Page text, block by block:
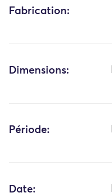
Fabrication:
Dimensions:
Période:
Date: